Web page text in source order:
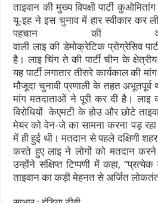
ताइवान की मुख्य विपक्षी पार्टी
यू-इह ने इस चुनाव में हार स्वीकार कर
पहचान की
वाली लाइ की डेमोक्रेटिक प्रोग्रेसिव
है। लाइ चिंग ते की पार्टी चीन के
यह पार्टी लगातार तीसरे कार्यकाल की
मौजूदा चुनावी प्रणाली के तहत
मांग मतदाताओं ने पूरी कर दी है। लाइ
विरोधियों केएमटी के होउ और छोटे
मेयर को वेन-जे का सामना करना पड़
में ही हुई थी। मतदान से पहले दक्षिणी
करते हुए लाइ ने लोगों को मतदान करने
उन्होंने संक्षिप्त टिप्पणी में कहा,
ताइवान का कड़ी मेहनत से अर्जित